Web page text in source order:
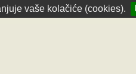
vaše kolačiće (cookies).